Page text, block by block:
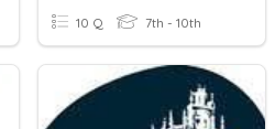
10 Q 7th - 10th